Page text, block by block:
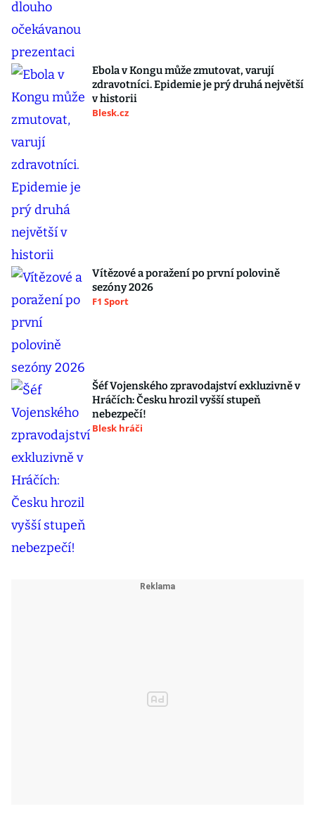
Ebola v Kongu může zmutovat, varují
zdravotníci. Epidemie je prý druhá největší
v historii
Blesk.cz
Vítězové a poražení po první polovině
sezóny 2026
F1 Sport
Šéf Vojenského zpravodajství exkluzivně v
Hráčích: Česku hrozil vyšší stupeň
nebezpečí!
Blesk hráči